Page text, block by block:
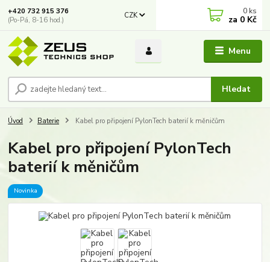
Menu
CZK
Hledat
+420 732 915 376
(Po-Pá, 8-16 hod.)
0 ks
za 0 Kč
Úvod Baterie Kabel pro připojení PylonTech baterií k měničům
Kabel pro připojení PylonTech
baterií k měničům
Novinka